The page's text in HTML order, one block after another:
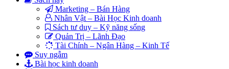
Marketing – Bán Hàng
Nhân Vật – Bài Học Kinh doanh
Sách tư duy – Kỹ năng sống
Quản Trị – Lãnh Đạo
Tài Chính – Ngân Hàng – Kinh Tế
Suy ngẫm
Bài học kinh doanh